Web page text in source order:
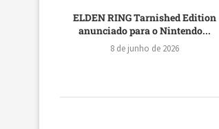
ELDEN RING Tarnished Edition
anunciado para o Nintendo...
8 de junho de 2026